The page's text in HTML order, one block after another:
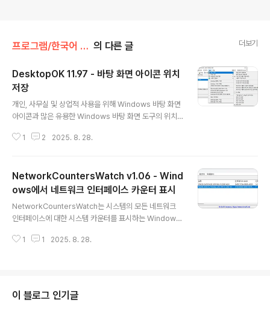
프로그램/한국어 패치 의 다른 글 더보기
DesktopOK 11.97 - 바탕 화면 아이콘 위치
저장
개인, 사무실 및 상업적 사용을 위해 Windows 바탕 화면
아이콘과 많은 유용한 Windows 바탕 화면 도구의 위치
자주 변경해야 하는 사용자에게 작지만 효과적인 솔루션입
ws 사용자에게도 좋습니다. 이름은 Desktop O.K입니
다. 아이콘 저장뿐만 아니라,이 프로그램은 모든 Window
s OS에서 일상적인 작업을 위한 다른 유용한 기능도 제공
합니다!DesktopOK의 주요 기능◆ 각 화면 해상도에 대
유용한 데스크톱 도구◆ 화면의 모든 창을 쉽게 최소화◆
1 2 2025. 8. 28.
NetworkCountersWatch v1.06 - Wind
ows에서 네트워크 인터페이스 카운터 표시
NetworkCountersWatch는 시스템의 모든 네트워크
인터페이스에 대한 시스템 카운터를 표시하는 Windows
신/발신 패킷 수, 브로드캐스트 패킷 수 등이 포함됩니다.
현재 다운로드 속도와 업로드 속도를 계산하고 표시합니
다.HomeNetworkCountersWatch한국어 팩
1 1 2025. 8. 28.
이 블로그 인기글